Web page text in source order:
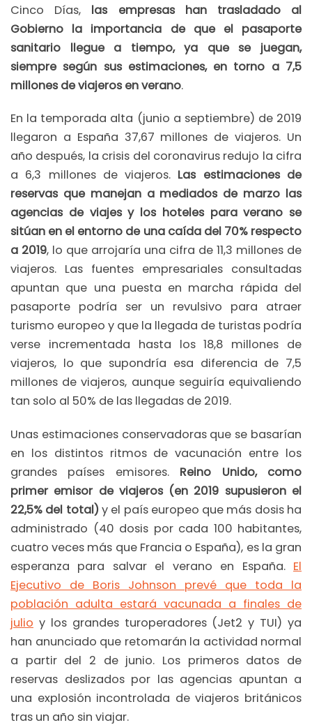
Cinco Días, las empresas han trasladado al
Gobierno la importancia de que el pasaporte
sanitario llegue a tiempo, ya que se juegan,
siempre según sus estimaciones, en torno a 7,5
millones de viajeros en verano.
En la temporada alta (junio a septiembre) de 2019
llegaron a España 37,67 millones de viajeros. Un
año después, la crisis del coronavirus redujo la cifra
a 6,3 millones de viajeros. Las estimaciones de
reservas que manejan a mediados de marzo las
agencias de viajes y los hoteles para verano se
sitúan en el entorno de una caída del 70% respecto
a 2019, lo que arrojaría una cifra de 11,3 millones de
viajeros. Las fuentes empresariales consultadas
apuntan que una puesta en marcha rápida del
pasaporte podría ser un revulsivo para atraer
turismo europeo y que la llegada de turistas podría
verse incrementada hasta los 18,8 millones de
viajeros, lo que supondría esa diferencia de 7,5
millones de viajeros, aunque seguiría equivaliendo
tan solo al 50% de las llegadas de 2019.
Unas estimaciones conservadoras que se basarían
en los distintos ritmos de vacunación entre los
grandes países emisores. Reino Unido, como
primer emisor de viajeros (en 2019 supusieron el
22,5% del total)y el país europeo que más dosis ha
administrado (40 dosis por cada 100 habitantes,
cuatro veces más que Francia o España), es la gran
esperanza para salvar el verano en España. El
Ejecutivo de Boris Johnson prevé que toda la
población adulta estará vacunada a finales de
julio y los grandes turoperadores (Jet2 y TUI) ya
han anunciado que retomarán la actividad normal
a partir del 2 de junio. Los primeros datos de
reservas deslizados por las agencias apuntan a
una explosión incontrolada de viajeros británicos
tras un año sin viajar.